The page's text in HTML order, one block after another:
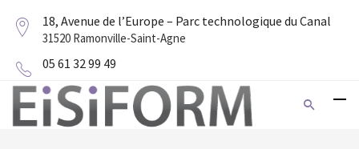
18, Avenue de l’Europe – Parc technologique du Canal
31520 Ramonville-Saint-Agne
05 61 32 99 49